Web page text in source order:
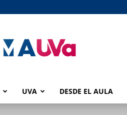
informaUVA
UVA DESDE EL AULA